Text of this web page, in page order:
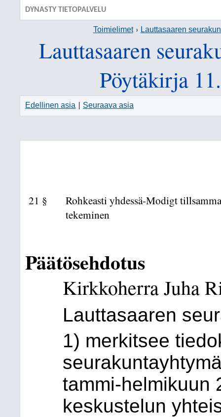
DYNASTY TIETOPALVELU
Toimielimet Lauttasaaren
Lauttasaaren
Pöytäkirja
Edellinen asia Seuraava asia
21 §
Rohkeasti yhdessä-Modigt
tekeminen
Päätösehdotus
Kirkkoherra Juha
Lauttasaaren
1) merkitsee
tammi-helmikuun
keskustelun